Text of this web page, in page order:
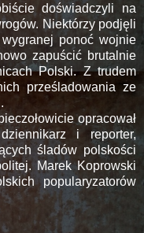
doświadczyli na
Niektórzy podjęli
ponoć wojnie
zapuścić brutalnie
Polski. Z trudem
prześladowania ze
opracował
i reporter,
śladów polskości
Marek Koprowski
popularyzatorów